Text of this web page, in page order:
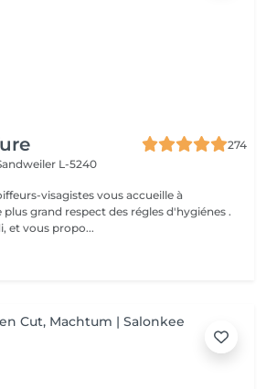
274
L-5240
visagistes vous accueille à
plus grand respect des régles d'hygiénes .
et vous propo...